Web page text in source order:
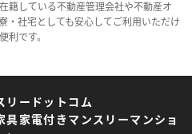
籍している不動産管理会社や不動産オ
・社宅としても安心してご利用いただけ
利です。
リードットコム
家電付きマンスリーマンショ